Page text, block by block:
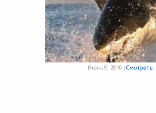
Июнь 9, 2010 | Смотреть